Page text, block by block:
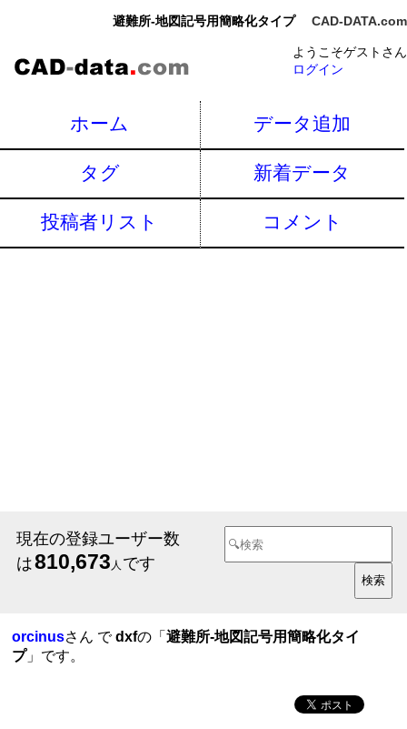
避難所-地図記号用簡略化タイプ CAD-DATA.com
ようこそゲストさん
ログイン
ホーム データ追加
タグ 新着データ
投稿者リスト コメント
現在の登録ユーザー数
は810,673 人 です
orcinusさん でdxfの「避難所-地図記号用簡略化タイ
プ」です。